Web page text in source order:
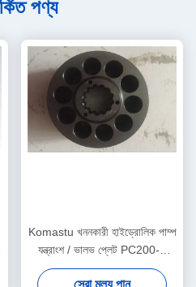
পণ্য
Komastu খননকারী হাইড্রোলিক পাম্প
যন্ত্রাংশ / ভালভ প্লেট PC200-7
PC220 কাস্টমাইজড
সেরা মূল্য পান